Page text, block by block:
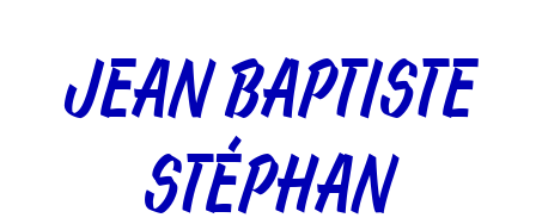
JEAN BAPTISTE
STÉPHAN